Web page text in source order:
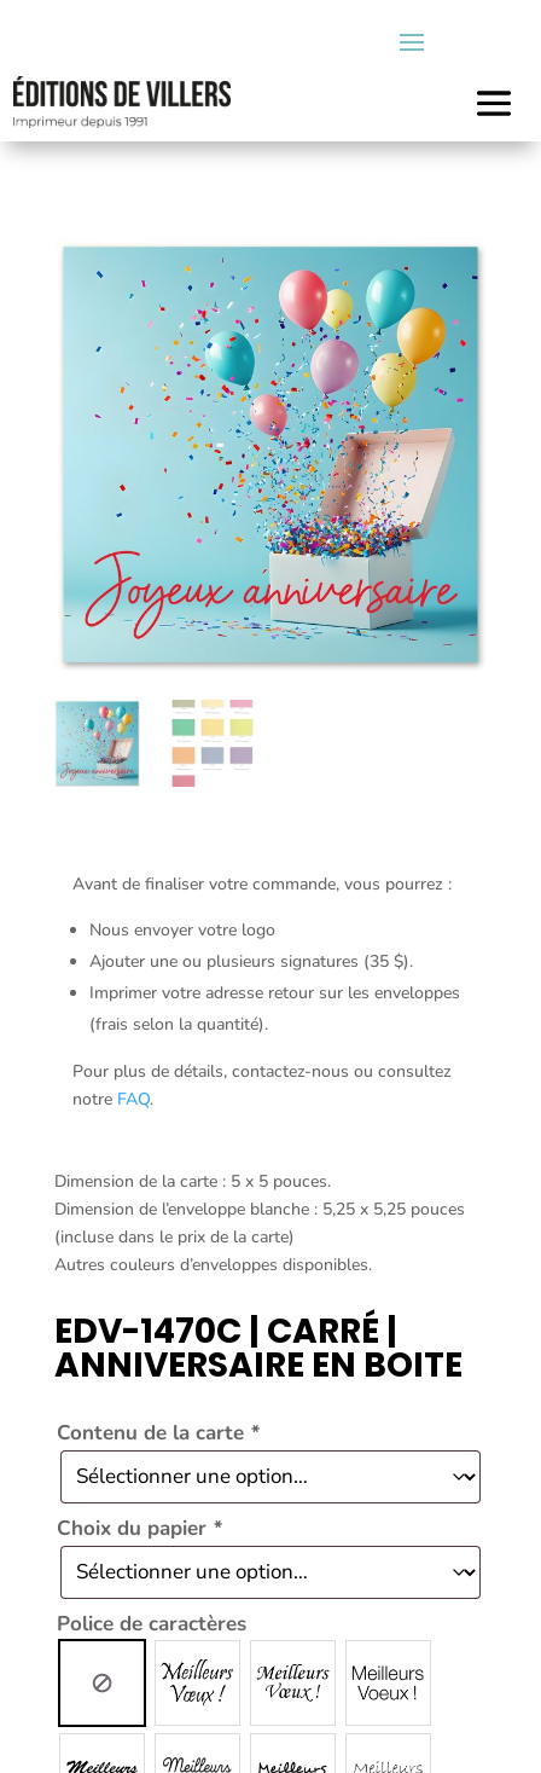
Avant de finaliser votre commande, vous pourrez :
Nous envoyer votre logo
Ajouter une ou plusieurs signatures (35 $).
Imprimer votre adresse retour sur les enveloppes
(frais selon la quantité).
Pour plus de détails, contactez-nous ou consultez
notre FAQ.
Dimension de la carte : 5 x 5 pouces.
Dimension de l’enveloppe blanche : 5,25 x 5,25 pouces
(incluse dans le prix de la carte)
Autres couleurs d’enveloppes disponibles.
EDV-1470C | CARRÉ |
ANNIVERSAIRE EN BOITE
Contenu de la carte *
Choix du papier *
Police de caractères